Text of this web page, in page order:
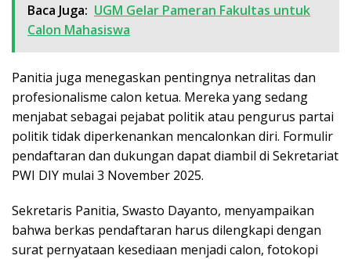
Baca Juga: UGM Gelar Pameran Fakultas untuk
Calon Mahasiswa
Panitia juga menegaskan pentingnya netralitas dan
profesionalisme calon ketua. Mereka yang sedang
menjabat sebagai pejabat politik atau pengurus partai
politik tidak diperkenankan mencalonkan diri. Formulir
pendaftaran dan dukungan dapat diambil di Sekretariat
PWI DIY mulai 3 November 2025.
Sekretaris Panitia, Swasto Dayanto, menyampaikan
bahwa berkas pendaftaran harus dilengkapi dengan
surat pernyataan kesediaan menjadi calon, fotokopi